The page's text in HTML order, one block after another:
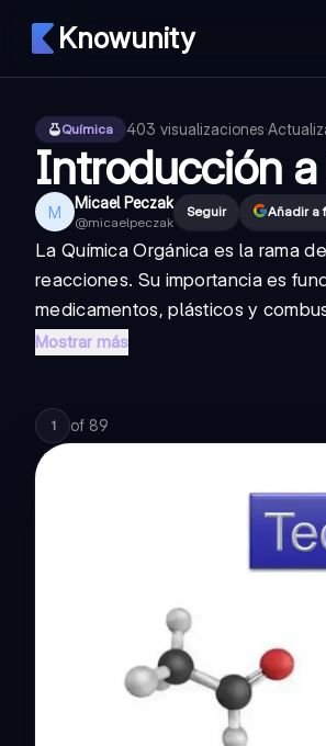
Knowunity
Química 403 visualizaciones·
Introducción
M Micael Peczak
@micaelpeczak
Seguir Añadir a
La Química Orgánica es la rama
reacciones. Su importancia es
medicamentos, plásticos y
Mostrar más
1 of 89